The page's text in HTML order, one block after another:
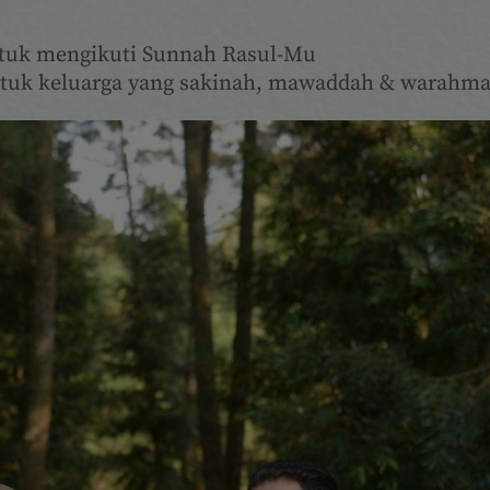
mengikuti Sunnah Rasul-Mu
keluarga yang sakinah, mawaddah &